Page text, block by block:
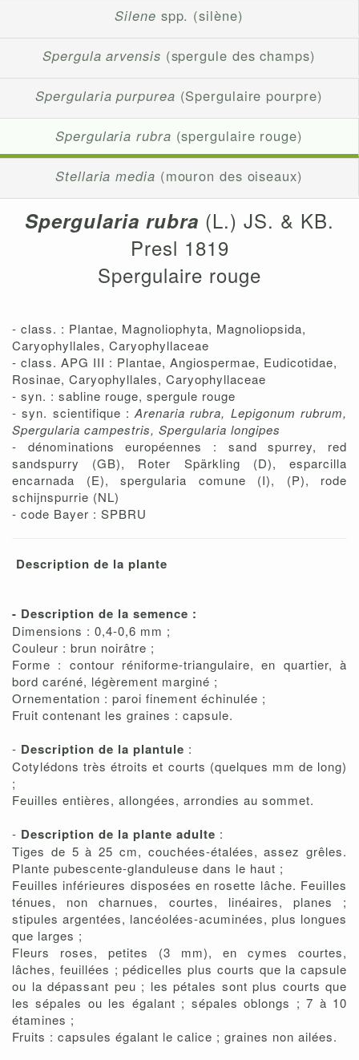
Silene spp. (silène)
Spergula arvensis (spergule des champs)
Spergularia purpurea (Spergulaire pourpre)
Spergularia rubra (spergulaire rouge)
Stellaria media (mouron des oiseaux)
Spergularia rubra (L.) JS. & KB.
Presl 1819
Spergulaire rouge
- class. : Plantae, Magnoliophyta, Magnoliopsida,
Caryophyllales, Caryophyllaceae
- class. APG III : Plantae, Angiospermae, Eudicotidae,
Rosinae, Caryophyllales, Caryophyllaceae
- syn. : sabline rouge, spergule rouge
- syn. scientifique :Arenaria rubra, Lepigonum rubrum,
Spergularia campestris, Spergularia longipes
- dénominations européennes : sand spurrey, red
sandspurry (GB), Roter Spärkling (D), esparcilla
encarnada (E), spergularia comune (I), (P), rode
schijnspurrie (NL)
- code Bayer : SPBRU
Description de la plante
- Description de la semence :
Dimensions : 0,4-0,6 mm ;
Couleur : brun noirâtre ;
Forme : contour réniforme-triangulaire, en quartier, à
bord caréné, légèrement marginé ;
Ornementation : paroi finement échinulée ;
Fruit contenant les graines : capsule.
- Description de la plantule :
Cotylédons très étroits et courts (quelques mm de long)
;
Feuilles entières, allongées, arrondies au sommet.
- Description de la plante adulte :
Tiges de 5 à 25 cm, couchées-étalées, assez grêles.
Plante pubescente-glanduleuse dans le haut ;
Feuilles inférieures disposées en rosette lâche. Feuilles
ténues, non charnues, courtes, linéaires, planes ;
stipules argentées, lancéolées-acuminées, plus longues
que larges ;
Fleurs roses, petites (3 mm), en cymes courtes,
lâches, feuillées ; pédicelles plus courts que la capsule
ou la dépassant peu ; les pétales sont plus courts que
les sépales ou les égalant ; sépales oblongs ; 7 à 10
étamines ;
Fruits : capsules égalant le calice ; graines non ailées.